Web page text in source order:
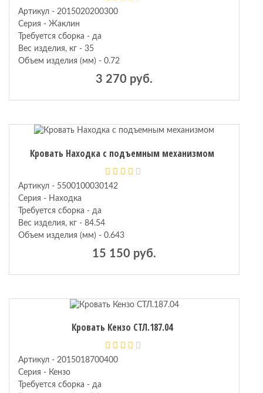
Артикул - 2015020200300
Серия - Жаклин
Требуется сборка - да
Вес изделия, кг - 35
Объем изделия (мм) - 0.72
3 270 руб.
Кровать Находка с подъемным механизмом
Артикул - 5500100030142
Серия - Находка
Требуется сборка - да
Вес изделия, кг - 84.54
Объем изделия (мм) - 0.643
15 150 руб.
Кровать Кензо СТЛ.187.04
Артикул - 2015018700400
Серия - Кензо
Требуется сборка - да